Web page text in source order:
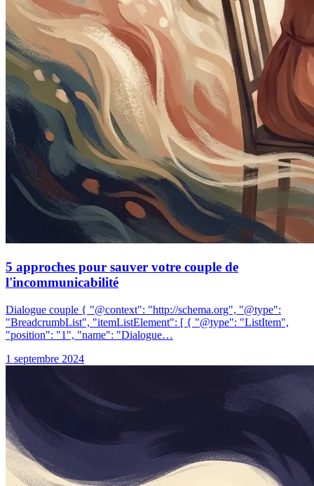
5 approches pour sauver votre couple de
l'incommunicabilité
Dialogue couple { "@context": "http://schema.org", "@type":
"BreadcrumbList", "itemListElement": [ { "@type": "ListItem",
"position": "1", "name": "Dialogue…
1 septembre 2024